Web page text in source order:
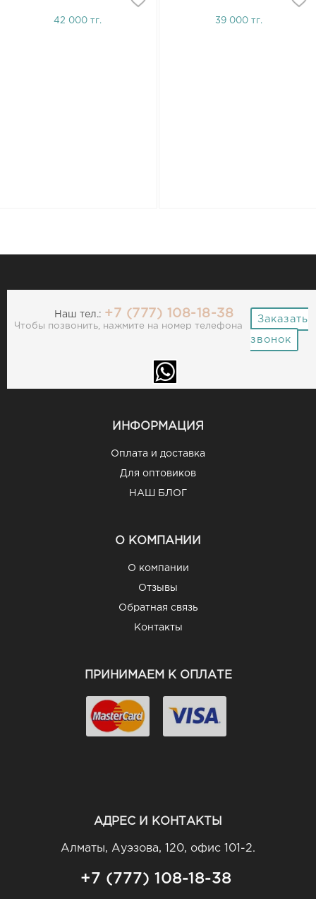
42 000 тг. 39 000 тг.
Наш тел.: +7 (777) 108-18-38
Чтобы позвонить, нажмите на номер телефона
Заказать
звонок
ИНФОРМАЦИЯ
Оплата и доставка
Для оптовиков
НАШ БЛОГ
О КОМПАНИИ
О компании
Отзывы
Обратная связь
Контакты
ПРИНИМАЕМ К ОПЛАТЕ
АДРЕС И КОНТАКТЫ
Алматы, Ауэзова, 120, офис 101-2.
+7 (777) 108-18-38